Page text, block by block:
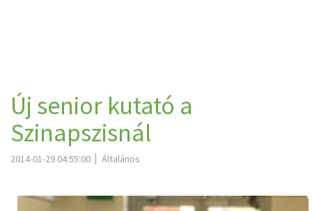
Új senior kutató a
Szinapszisnál
2014-01-29 04:55:00 Általános